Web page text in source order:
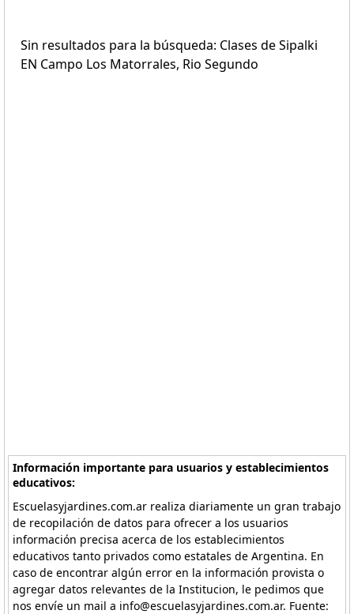
Sin resultados para la búsqueda: Clases de Sipalki
EN Campo Los Matorrales, Rio Segundo
Información importante para usuarios y establecimientos
educativos:
Escuelasyjardines.com.ar realiza diariamente un gran trabajo
de recopilación de datos para ofrecer a los usuarios
información precisa acerca de los establecimientos
educativos tanto privados como estatales de Argentina. En
caso de encontrar algún error en la información provista o
agregar datos relevantes de la Institucion, le pedimos que
nos envíe un mail a info@escuelasyjardines.com.ar. Fuente: